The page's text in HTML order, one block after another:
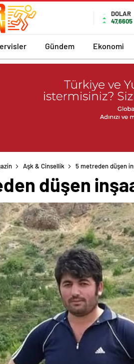
DOLAR
47,6605
Gündem Ekonomi
Aşk & Cinsellik 5 metreden düşen
düşen